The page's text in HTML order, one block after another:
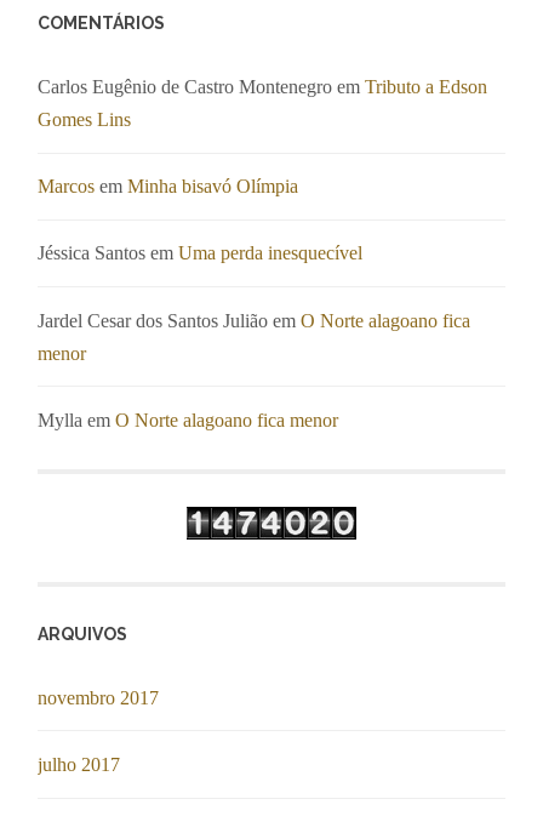
COMENTÁRIOS
Carlos Eugênio de Castro Montenegro emTributo a Edson
Gomes Lins
Marcos emMinha bisavó Olímpia
Jéssica Santos emUma perda inesquecível
Jardel Cesar dos Santos Julião emO Norte alagoano fica
menor
Mylla emO Norte alagoano fica menor
ARQUIVOS
novembro 2017
julho 2017